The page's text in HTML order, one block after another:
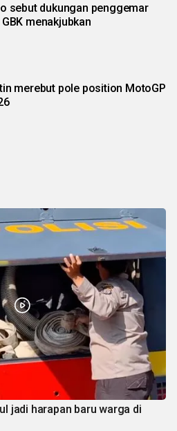
sebut dukungan penggemar
menakjubkan
merebut pole position MotoGP
jadi harapan baru warga di